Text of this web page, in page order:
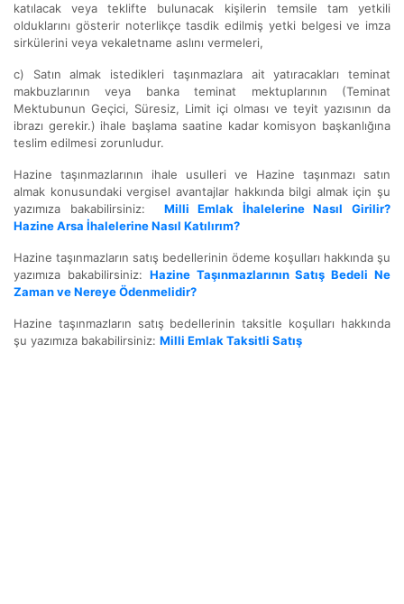
katılacak veya teklifte bulunacak kişilerin temsile tam yetkili
olduklarını gösterir noterlikçe tasdik edilmiş yetki belgesi ve imza
sirkülerini veya vekaletname aslını vermeleri,
c) Satın almak istedikleri taşınmazlara ait yatıracakları teminat
makbuzlarının veya banka teminat mektuplarının (Teminat
Mektubunun Geçici, Süresiz, Limit içi olması ve teyit yazısının da
ibrazı gerekir.) ihale başlama saatine kadar komisyon başkanlığına
teslim edilmesi zorunludur.
Hazine taşınmazlarının ihale usulleri ve Hazine taşınmazı satın
almak konusundaki vergisel avantajlar hakkında bilgi almak için şu
yazımıza bakabilirsiniz: Milli Emlak İhalelerine Nasıl Girilir?
Hazine Arsa İhalelerine Nasıl Katılırım?
Hazine taşınmazların satış bedellerinin ödeme koşulları hakkında şu
yazımıza bakabilirsiniz: Hazine Taşınmazlarının Satış Bedeli Ne
Zaman ve Nereye Ödenmelidir?
Hazine taşınmazların satış bedellerinin taksitle koşulları hakkında
şu yazımıza bakabilirsiniz: Milli Emlak Taksitli Satış